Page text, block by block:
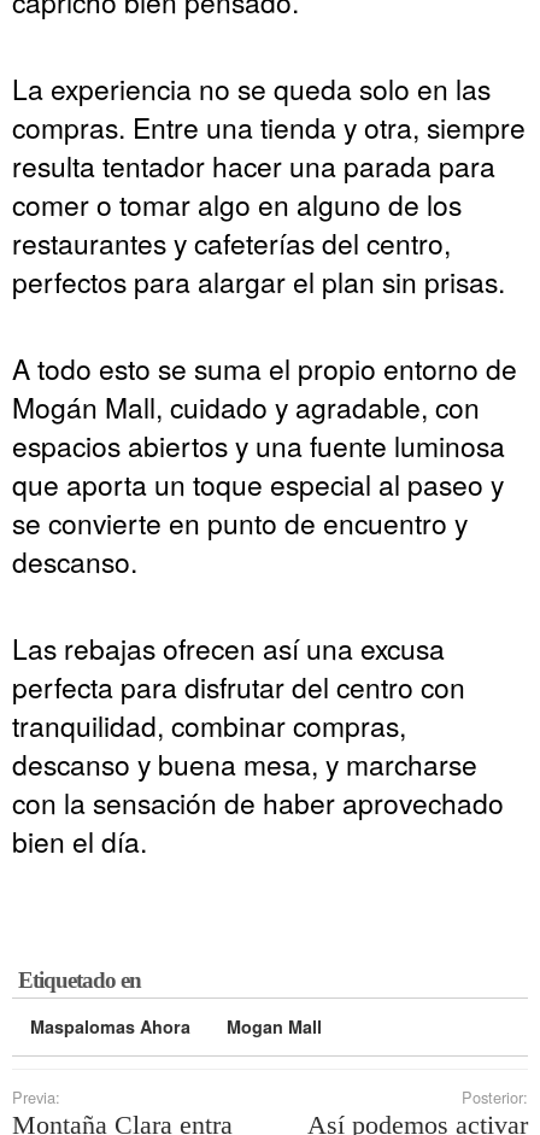
La experiencia no se queda solo en las
compras. Entre una tienda y otra, siempre
resulta tentador hacer una parada para
comer o tomar algo en alguno de los
restaurantes y cafeterías del centro,
perfectos para alargar el plan sin prisas.
A todo esto se suma el propio entorno de
Mogán Mall, cuidado y agradable, con
espacios abiertos y una fuente luminosa
que aporta un toque especial al paseo y
se convierte en punto de encuentro y
descanso.
Las rebajas ofrecen así una excusa
perfecta para disfrutar del centro con
tranquilidad, combinar compras,
descanso y buena mesa, y marcharse
con la sensación de haber aprovechado
bien el día.
Etiquetado en
Maspalomas Ahora Mogan Mall
Previa:
Montaña Clara entra
Posterior:
Así podemos activar